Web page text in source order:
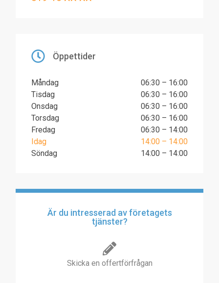
Öppettider
Måndag
06:30 – 16:00
Tisdag
06:30 – 16:00
Onsdag
06:30 – 16:00
Torsdag
06:30 – 16:00
Fredag
06:30 – 14:00
Idag
14:00 – 14:00
Söndag
14:00 – 14:00
Är du intresserad av företagets
tjänster?
Skicka en offertförfrågan